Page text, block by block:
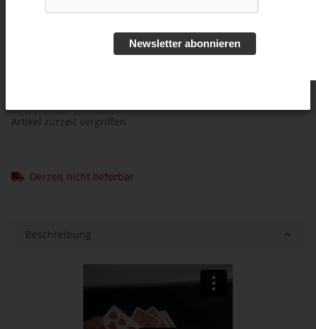
Artikel zurzeit vergriffen
Derzeit nicht lieferbar
Beschreibung
Newsletter abonnieren